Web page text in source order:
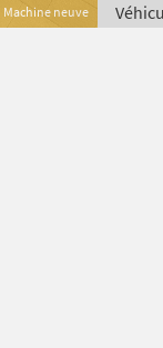
Machine neuve